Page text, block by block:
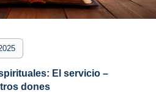
El servicio –
dones